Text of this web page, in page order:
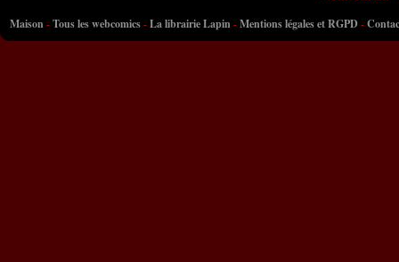
Maison-Tous les webcomics-La librairie Lapin-Mentions légales et RGPD-